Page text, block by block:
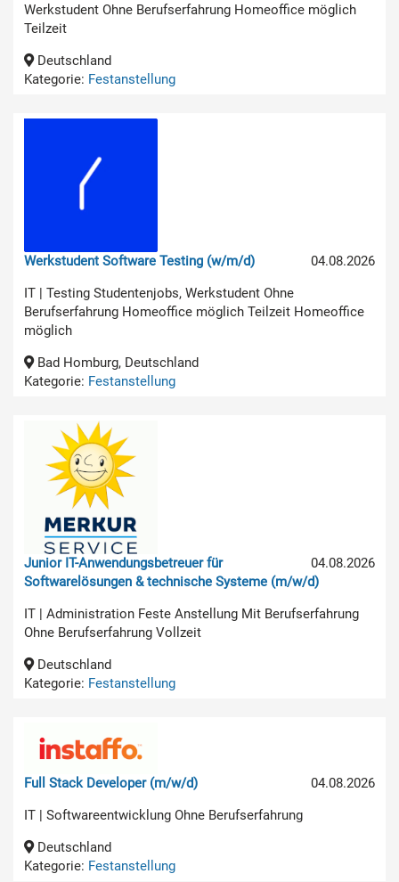
Werkstudent Ohne Berufserfahrung Homeoffice möglich
Teilzeit
Deutschland
Kategorie: Festanstellung
04.08.2026
Werkstudent Software Testing (w/m/d)
IT | Testing Studentenjobs, Werkstudent Ohne
Berufserfahrung Homeoffice möglich Teilzeit Homeoffice
möglich
Bad Homburg, Deutschland
Kategorie: Festanstellung
04.08.2026
Junior IT-Anwendungsbetreuer für
Softwarelösungen & technische Systeme (m/w/d)
IT | Administration Feste Anstellung Mit Berufserfahrung
Ohne Berufserfahrung Vollzeit
Deutschland
Kategorie: Festanstellung
04.08.2026
Full Stack Developer (m/w/d)
IT | Softwareentwicklung Ohne Berufserfahrung
Deutschland
Kategorie: Festanstellung